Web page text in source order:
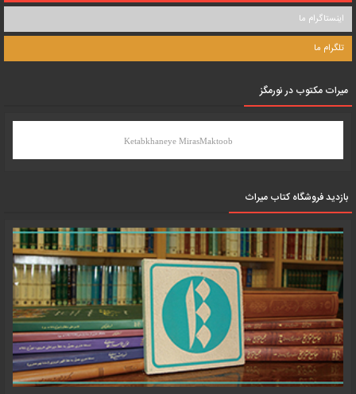
اینستاگرام ما
تلگرام ما
میرات مکتوب در نورمگز
Ketabkhaneye MirasMaktoob
بازدید فروشگاه کتاب میراث